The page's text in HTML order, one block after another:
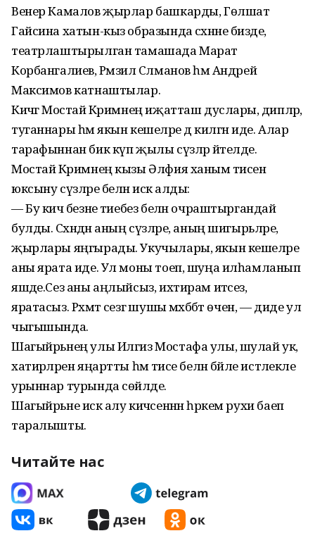
Венер Камалов җырлар башкарды, Гөлшат
Гайсина хатын-кыз образында сәхнәне бизәде,
театрлаштырылган тамашада Марат
Корбангалиев, Рәмзил Сәлманов һәм Андрей
Максимов катнаштылар.
Кичәгә Мостай Кәримнең иҗатташ дуслары, әдипләр,
туганнары һәм якын кешеләре дә килгән иде. Алар
тарафыннан бик күп җылы сүзләр әйтелде.
Мостай Кәримнең кызы Әлфия ханым әтисен
юксыну сүзләре белән искә алды:
— Бу кичә безне әтиебез белән очраштыргандай
булды. Сәхнәдән аның сүзләре, аның шигырьләре,
җырлары яң­гырады. Укучылары, якын кешеләре
аны ярата иде. Ул моны тоеп, шуңа илһамланып
яшәде.Сез аны аңлыйсыз, ихтирам итәсез,
яратасыз. Рәхмәт сезгә шушы мәхәббәт өчен, — диде ул
чыгышында.
Шагыйрьнең улы Илгиз Мостафа улы, шулай ук,
хати­рәләрен яңартты һәм әтисе белән бәйле истәлекле
урыннар турында сөйләде.
Шагыйрьне искә алу кичәсеннән һәркем рухи баеп
таралышты.
Читайте нас